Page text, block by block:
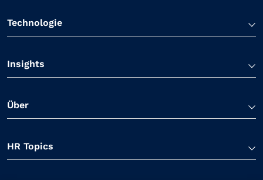
Technologie
Insights
Über
HR Topics